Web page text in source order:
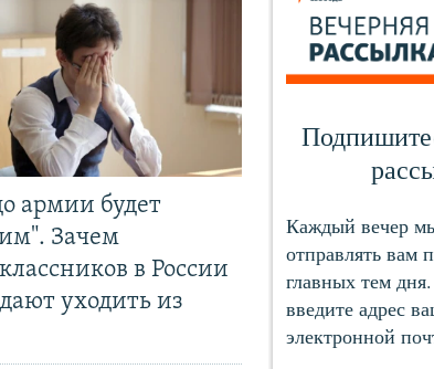
армии будет
Зачем
в России
уходить из